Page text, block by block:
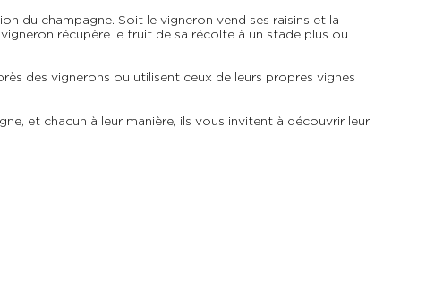
du champagne. Soit le vigneron vend ses raisins et la
récupère le fruit de sa récolte à un stade plus ou
des vignerons ou utilisent ceux de leurs propres vignes
et chacun à leur manière, ils vous invitent à découvrir leur